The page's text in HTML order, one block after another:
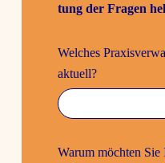
tung der Fragen
Welches
aktuell?
Warum möchten